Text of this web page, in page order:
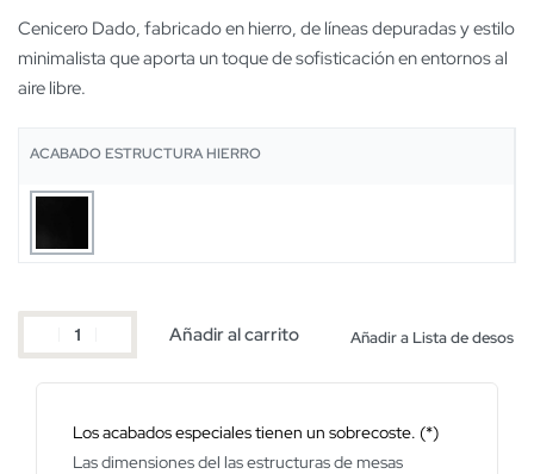
Cenicero Dado, fabricado en hierro, de líneas depuradas y estilo
minimalista que aporta un toque de sofisticación en entornos al
aire libre.
ACABADO ESTRUCTURA HIERRO
Añadir al carrito Añadir a Lista de desos
Los acabados especiales tienen un sobrecoste. (*)
Las dimensiones del las estructuras de mesas